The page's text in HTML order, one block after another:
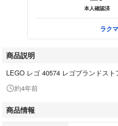
本人確認済
ラク
商品説明
LEGO レゴ 40574 レゴブランドスト
約4年前
商品情報